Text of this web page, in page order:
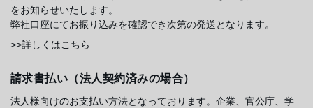
をお知らせいたします。
弊社口座にてお振り込みを確認でき次第の発送となります。
>>詳しくはこちら
請求書払い（法人契約済みの場合）
法人様向けのお支払い方法となっております。企業、官公庁、学